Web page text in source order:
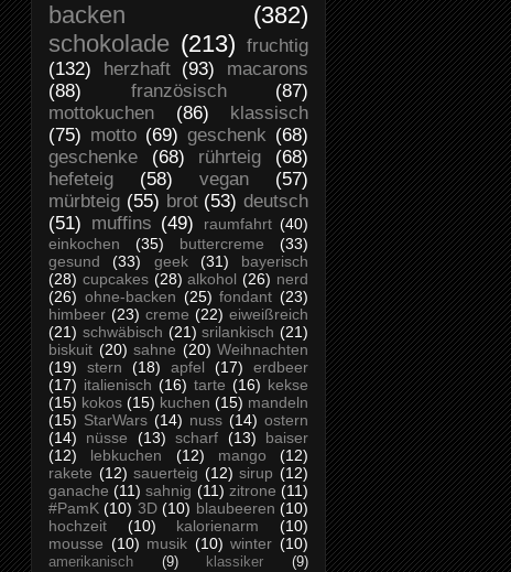
backen
(382)
schokolade (213) fruchtig
(132)
herzhaft (93)
macarons
(88)
französisch
(87)
mottokuchen
(86)
klassisch
(75) motto (69) geschenk (68)
geschenke
(68) rührteig
(68)
hefeteig
(58) vegan
(57)
mürbteig (55) brot (53) deutsch
(51) muffins (49) raumfahrt (40)
einkochen
(35) buttercreme
(33)
gesund
(33) geek (31)
bayerisch
(28) cupcakes (28) alkohol (26) nerd
(26) ohne-backen (25) fondant (23)
himbeer (23) creme (22) eiweißreich
(21) schwäbisch (21) srilankisch (21)
biskuit (20) sahne (20) Weihnachten
(19)
stern (18) apfel (17)
erdbeer
(17) italienisch (16) tarte (16) kekse
(15) kokos (15) kuchen (15) mandeln
(15) StarWars (14) nuss (14) ostern
(14)
nüsse (13) scharf (13)
baiser
(12)
lebkuchen (12) mango
(12)
rakete (12) sauerteig (12) sirup (12)
ganache (11) sahnig (11) zitrone (11)
#PamK (10) 3D (10) blaubeeren (10)
hochzeit
(10) kalorienarm
(10)
mousse (10) musik (10) winter (10)
amerikanisch (9) klassiker
(9)